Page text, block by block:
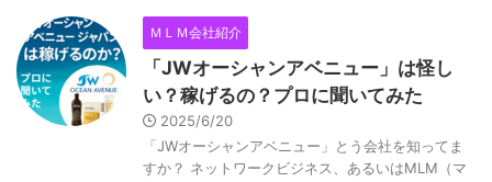
ＭＬＭ会社紹介
「JWオーシャンアベニュー」は怪し
い？稼げるの？プロに聞いてみた
2025/6/20
「JWオーシャンアベニュー」とう会社を知ってま
すか？ ネットワークビジネス、あるいはMLM（マ